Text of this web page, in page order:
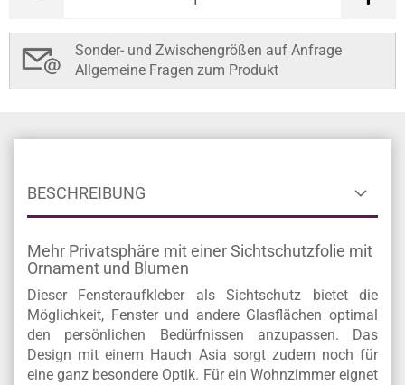
Sonder- und Zwischengrößen auf Anfrage
Allgemeine Fragen zum Produkt
BESCHREIBUNG
Mehr Privatsphäre mit einer Sichtschutzfolie mit
Ornament und Blumen
Dieser Fensteraufkleber als Sichtschutz bietet die
Möglichkeit, Fenster und andere Glasflächen optimal
den persönlichen Bedürfnissen anzupassen. Das
Design mit einem Hauch Asia sorgt zudem noch für
eine ganz besondere Optik. Für ein Wohnzimmer eignet